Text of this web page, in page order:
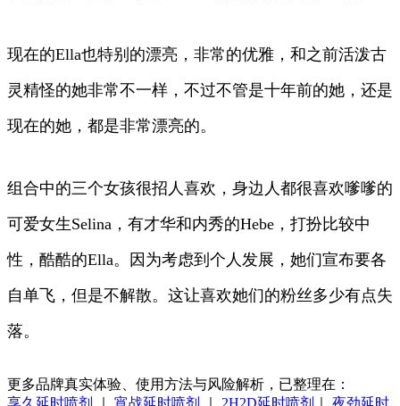
现在的Ella也特别的漂亮，非常的优雅，和之前活泼古
灵精怪的她非常不一样，不过不管是十年前的她，还是
现在的她，都是非常漂亮的。
组合中的三个女孩很招人喜欢，身边人都很喜欢嗲嗲的
可爱女生Selina，有才华和内秀的Hebe，打扮比较中
性，酷酷的Ella。因为考虑到个人发展，她们宣布要各
自单飞，但是不解散。这让喜欢她们的粉丝多少有点失
落。
更多品牌真实体验、使用方法与风险解析，已整理在：
享久延时喷剂
宵战延时喷剂 2H2D延时喷剂
夜劲延时